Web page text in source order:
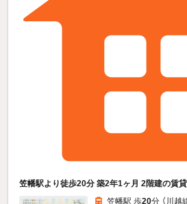
笠幡駅より徒歩20分 築2年1ヶ月 2階建の賃
笠幡駅 歩20分 （川越